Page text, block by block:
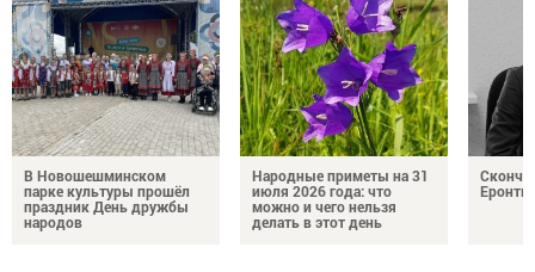
В Новошешминском
парке культуры прошёл
праздник День дружбы
народов
Народные приметы на 31
июля 2026 года: что
можно и чего нельзя
делать в этот день